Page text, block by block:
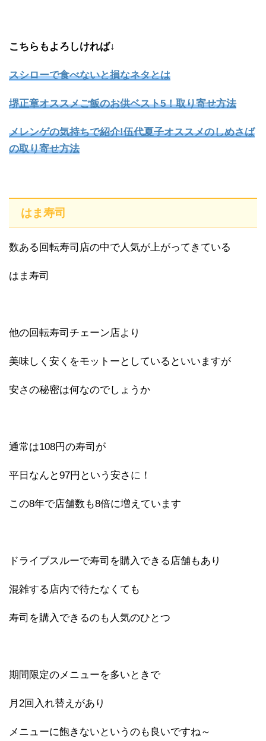
こちらもよろしければ↓
スシローで食べないと損なネタとは
堺正章オススメご飯のお供ベスト5！取り寄せ方法
メレンゲの気持ちで紹介!伍代夏子オススメのしめさば
の取り寄せ方法
はま寿司
数ある回転寿司店の中で人気が上がってきている
はま寿司
他の回転寿司チェーン店より
美味しく安くをモットーとしているといいますが
安さの秘密は何なのでしょうか
通常は108円の寿司が
平日なんと97円という安さに！
この8年で店舗数も8倍に増えています
ドライブスルーで寿司を購入できる店舗もあり
混雑する店内で待たなくても
寿司を購入できるのも人気のひとつ
期間限定のメニューを多いときで
月2回入れ替えがあり
メニューに飽きないというのも良いですね～